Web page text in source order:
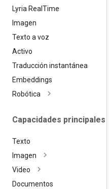
Lyria Real Time
Imagen
Texto a voz
Activo
Traducción instantánea
Embeddings
Robótica
Capacidades principales
Texto
Imagen
Video
Documentos